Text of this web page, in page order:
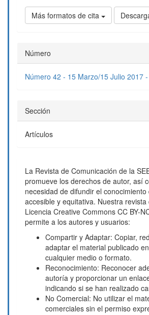
Más formatos de cita
Número
Número 42 - 15 Marzo/15 Julio 2017
Sección
Artículos
La Revista de Comunicación de la
promueve los derechos de autor, así
necesidad de difundir el
accesible y equitativa. Nuestra
Licencia Creative Commons CC BY-
permite a los autores y usuarios:
Compartir y Adaptar: Copiar,
adaptar el material publicado
cualquier medio o formato.
Reconocimiento: Reconocer
autoría y proporcionar un
indicando si se han realizado
No Comercial: No utilizar el
comerciales sin el permiso